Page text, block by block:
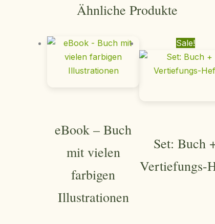
Ähnliche Produkte
eBook – Buch
mit vielen
farbigen
Illustrationen
Sale!
Set: Buch
Vertiefungs-